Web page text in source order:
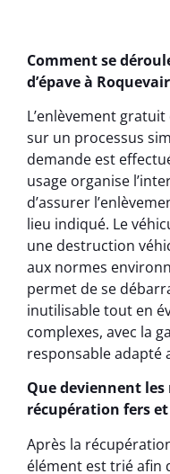
Comment se
d’épave à
L’enlèvement
sur un processus
demande est
usage organise
d’assurer
lieu indiqué. Le
une destruction
aux normes
permet de se
inutilisable tout en
complexes, avec la
responsable adapté
Que deviennent
récupération fers
Après la
élément est trié afin